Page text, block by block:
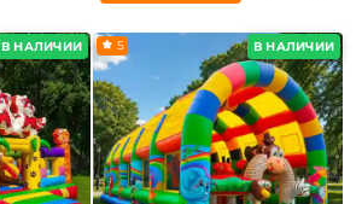
В НАЛИЧИИ В НАЛИЧИИ
5